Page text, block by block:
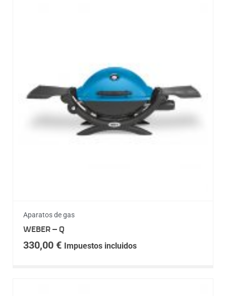
Aparatos de gas
WEBER – Q
330,00 € Impuestos incluidos